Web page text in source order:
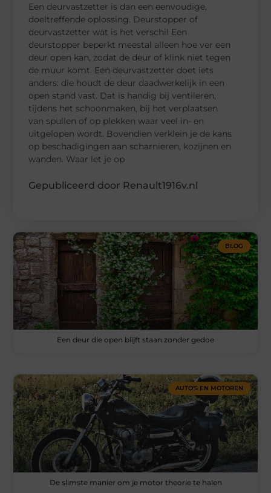
Een deurvastzetter is dan een eenvoudige,
doeltreffende oplossing. Deurstopper of
deurvastzetter wat is het verschil Een
deurstopper beperkt meestal alleen hoe ver een
deur open kan, zodat de deur of klink niet tegen
de muur komt. Een deurvastzetter doet iets
anders: die houdt de deur daadwerkelijk in een
open stand vast. Dat is handig bij ventileren,
tijdens het schoonmaken, bij het verplaatsen
van spullen of op plekken waar veel in- en
uitgelopen wordt. Bovendien verklein je de kans
op beschadigingen aan scharnieren, kozijnen en
wanden. Waar let je op
Gepubliceerd door Renault1916v.nl
BLOG
Een deur die open blijft staan zonder gedoe
AUTO’S EN MOTOREN
De slimste manier om je motor theorie te halen